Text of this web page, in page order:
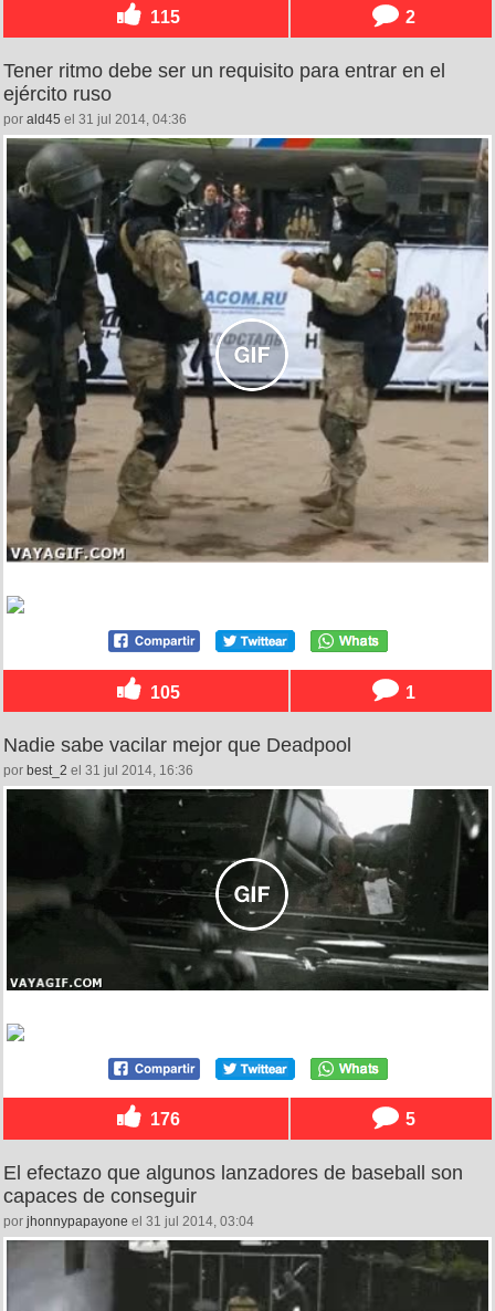
115 2
Tener ritmo debe ser un requisito para entrar en el
ejército ruso
por ald45 el 31 jul 2014, 04:36
105 1
Nadie sabe vacilar mejor que Deadpool
por best_2 el 31 jul 2014, 16:36
176 5
El efectazo que algunos lanzadores de baseball son
capaces de conseguir
por jhonnypapayone el 31 jul 2014, 03:04